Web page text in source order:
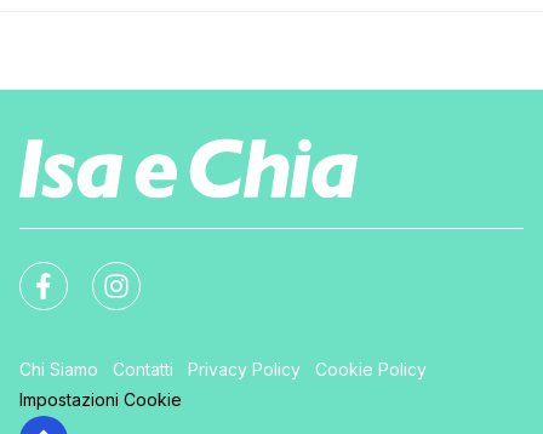
Chi Siamo Contatti Privacy Policy
Cookie Policy
Impostazioni Cookie